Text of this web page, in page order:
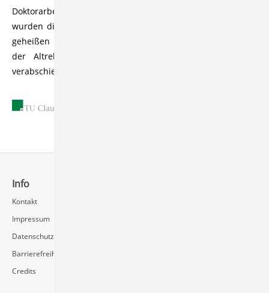
Doktorarbeiten und Habilitationen überreicht. Außerdem
wurden die Erstsemester an der TU Clausthal willkommen
geheißen und Förderpreise verliehen. Des Weiteren wurde
der Altrektor Professor Dr. rer.nat. Jürgen Fuhrmann
verabschiedet und geehrt.
Info
Kontakt
Impressum
Datenschutz
Barrierefreiheit
Credits